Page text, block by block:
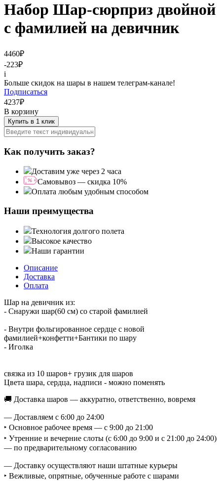
Набор Шар-сюрприз двойной
с фамилией на девичник
4460₽
-223₽
i
Больше скидок на шары в нашем телеграм-канале!
Подписаться
4237₽
В корзину
Купить в 1 клик
Как получить заказ?
Доставим уже через 2 часа
Самовывоз — скидка 10%
Оплата любым удобным способом
Наши преимущества
Технология долгого полета
Высокое качество
Наши гарантии
Описание
Доставка
Оплата
Шар на девичник из:
- Снаружи шар(60 см) со старой фамилией
- Внутри фольгированное сердце с новой
фамилией+конфетти+Бантики по шару
- Иголка
связка из 10 шаров+ грузик для шаров
Цвета шара, сердца, надписи - можно поменять
🚚 Доставка шаров — аккуратно, ответственно, вовремя
— Доставляем с 6:00 до 24:00
‣ Основное рабочее время — с 9:00 до 21:00
‣ Утренние и вечерние слоты (с 6:00 до 9:00 и с 21:00 до 24:00)
— по предварительному согласованию
— Доставку осуществляют наши штатные курьеры
‣ Вежливые, опрятные, обученные работе с шарами